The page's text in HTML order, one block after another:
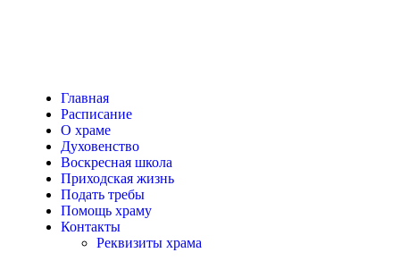
Главная
Расписание
О храме
Духовенство
Воскресная школа
Приходская жизнь
Подать требы
Помощь храму
Контакты
Реквизиты храма